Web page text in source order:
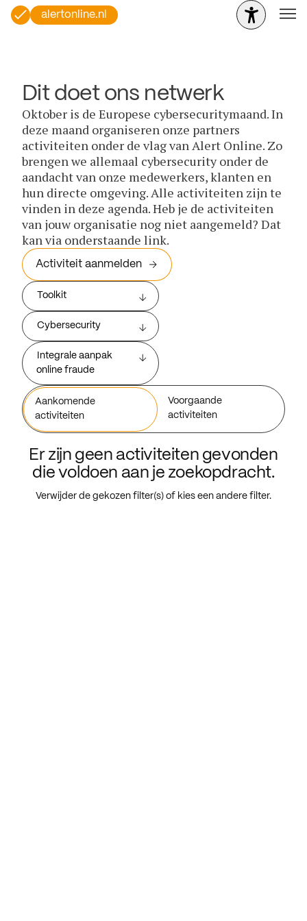
alertonline.nl
Dit doet ons netwerk
Oktober is de Europese cybersecuritymaand. In
deze maand organiseren onze partners
activiteiten onder de vlag van Alert Online. Zo
brengen we allemaal cybersecurity onder de
aandacht van onze medewerkers, klanten en
hun directe omgeving. Alle activiteiten zijn te
vinden in deze agenda. Heb je de activiteiten
van jouw organisatie nog niet aangemeld? Dat
kan via onderstaande link.
Activiteit aanmelden
Toolkit
Cybersecurity
Integrale aanpak
online fraude
Aankomende
activiteiten
Voorgaande
activiteiten
Er zijn geen activiteiten gevonden
die voldoen aan je zoekopdracht.
Verwijder de gekozen filter(s) of kies een andere filter.